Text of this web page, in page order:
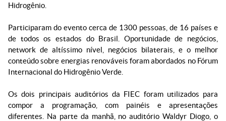
Hidrogênio.
Participaram do evento cerca de 1300 pessoas, de 16 países e
de todos os estados do Brasil. Oportunidade de negócios,
network de altíssimo nível, negócios bilaterais, e o melhor
conteúdo sobre energias renováveis foram abordados no Fórum
Internacional do Hidrogênio Verde.
Os dois principais auditórios da FIEC foram utilizados para
compor a programação, com painéis e apresentações
diferentes. Na parte da manhã, no auditório Waldyr Diogo, o